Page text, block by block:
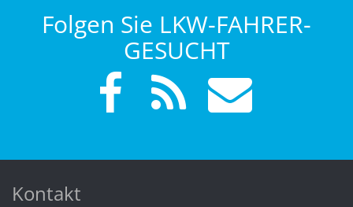
Folgen Sie LKW-FAHRER-
GESUCHT
Kontakt